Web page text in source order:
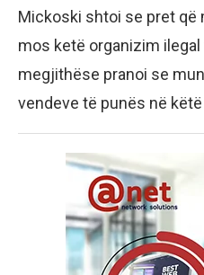
Mickoski shtoi se pret që
mos ketë organizim
megjithëse pranoi se
vendeve të punës në